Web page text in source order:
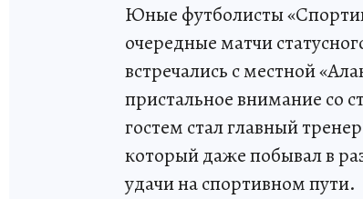
Юные футболисты
очередные матчи
встречались с местной
пристальное внимание со
гостем стал главный
который даже побывал в
удачи на спортивном пути.